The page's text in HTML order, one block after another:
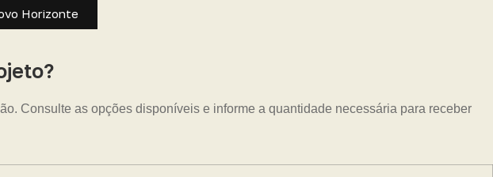
Horizonte
Consulte as opções disponíveis e informe a quantidade necessária para receber